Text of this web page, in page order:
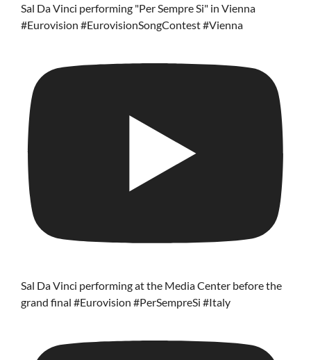
Sal Da Vinci performing "Per Sempre Si" in Vienna
#Eurovision #EurovisionSongContest #Vienna
Sal Da Vinci performing at the Media Center before the
grand final #Eurovision #PerSempreSi #Italy